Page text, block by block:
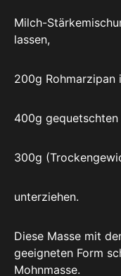
Milch-
lassen,
200g Rohmarzipan
400g
300g
unterziehen.
Diese Masse mit
geeigneten Form
Mohnmasse.